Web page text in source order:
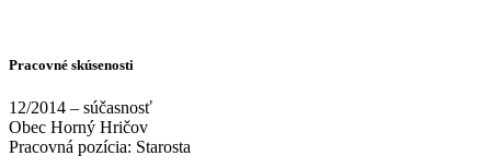
Pracovné skúsenosti
12/2014 – súčasnosť
Obec Horný Hričov
Pracovná pozícia: Starosta